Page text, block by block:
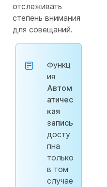
отслеживать
степень внимания
для совещаний.
Функц
ия
Автом
атичес
кая
запись
досту
пна
только
в том
случае